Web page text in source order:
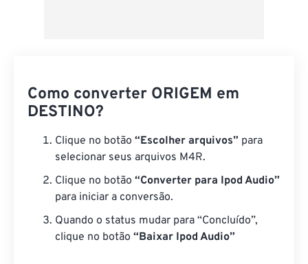
Como converter ORIGEM em
DESTINO?
Clique no botão “Escolher arquivos” para
selecionar seus arquivos M4R.
Clique no botão “Converter para Ipod Audio”
para iniciar a conversão.
Quando o status mudar para “Concluído”,
clique no botão “Baixar Ipod Audio”